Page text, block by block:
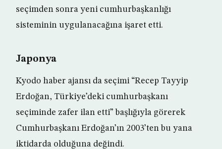
seçimden sonra yeni cumhurbaşkanlığı
sisteminin uygulanacağına işaret etti.
Japonya
Kyodo haber ajansı da seçimi “Recep Tayyip
Erdoğan, Türkiye’deki cumhurbaşkanı
seçiminde zafer ilan etti” başlığıyla görerek
Cumhurbaşkanı Erdoğan’ın 2003’ten bu yana
iktidarda olduğuna değindi.